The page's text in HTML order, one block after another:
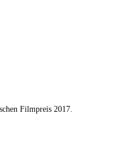
Filmpreis 2017.